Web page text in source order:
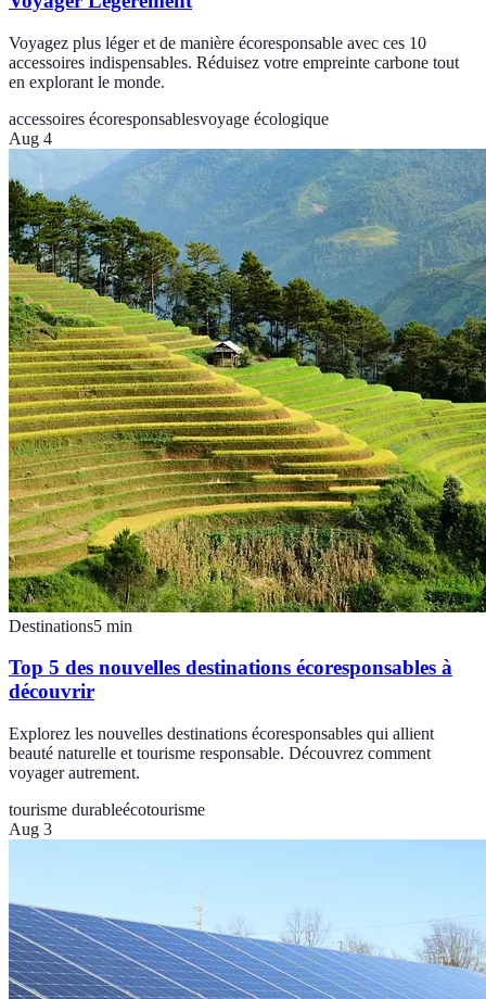
Voyagez plus léger et de manière écoresponsable avec ces 10
accessoires indispensables. Réduisez votre empreinte carbone tout
en explorant le monde.
accessoires écoresponsablesvoyage écologique
Aug 4
Destinations5 min
Top 5 des nouvelles destinations écoresponsables à
découvrir
Explorez les nouvelles destinations écoresponsables qui allient
beauté naturelle et tourisme responsable. Découvrez comment
voyager autrement.
tourisme durableécotourisme
Aug 3